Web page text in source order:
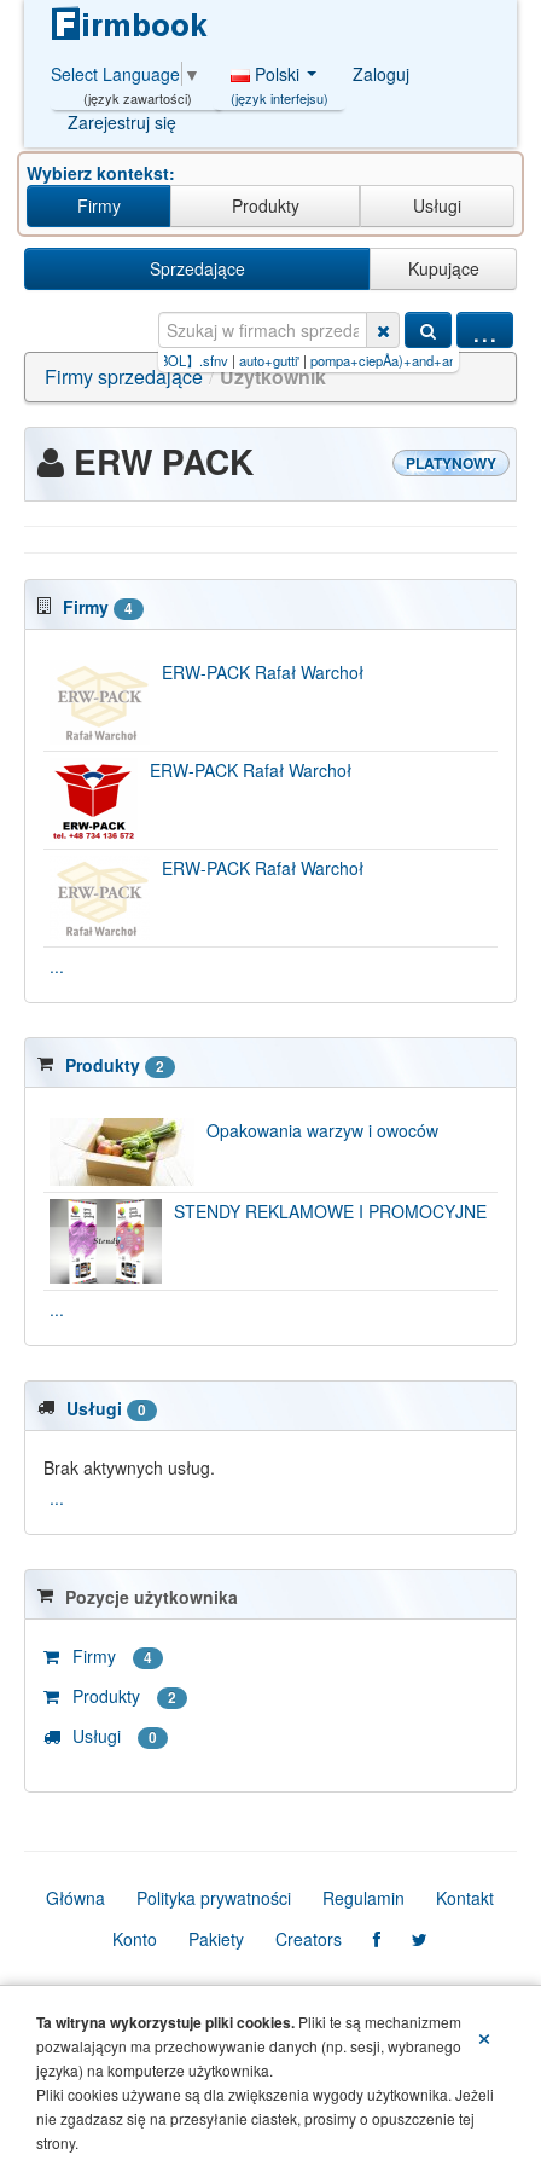
Select Language ▼
(język zawartości)
Polski
(język interfejsu)
Zaloguj
Zarejestruj się
Wybierz kontekst:
Firmy
Produkty Usługi
Sprzedające Kupujące
...
Club【8888.FUTBOL】.sfnv|auto+gutti'|pompa+ciepÅa)+and+and/**/8418=c |
Firmy sprzedające / Użytkownik
PLATYNOWY
ERW PACK
Firmy 4
ERW-PACK Rafał Warchoł
ERW-PACK Rafał Warchoł
ERW-PACK Rafał Warchoł
...
Produkty 2
Opakowania warzyw i owoców
STENDY REKLAMOWE I PROMOCYJNE
...
Usługi 0
Brak aktywnych usług.
...
Pozycje użytkownika
Firmy 4
Produkty 2
Usługi 0
Główna Polityka prywatności Regulamin
Kontakt
Konto
Pakiety Creators
×
Ta witryna wykorzystuje pliki cookies. Pliki te są mechanizmem
pozwalającyn ma przechowywanie danych (np. sesji, wybranego
języka) na komputerze użytkownika.
Pliki cookies używane są dla zwiększenia wygody użytkownika. Jeżeli
nie zgadzasz się na przesyłanie ciastek, prosimy o opuszczenie tej
strony.